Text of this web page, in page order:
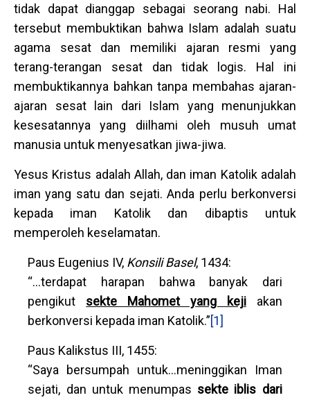
tidak dapat dianggap sebagai seorang nabi. Hal
tersebut membuktikan bahwa Islam adalah suatu
agama sesat dan memiliki ajaran resmi yang
terang-terangan sesat dan tidak logis. Hal ini
membuktikannya bahkan tanpa membahas ajaran-
ajaran sesat lain dari Islam yang menunjukkan
kesesatannya yang diilhami oleh musuh umat
manusia untuk menyesatkan jiwa-jiwa.
Yesus Kristus adalah Allah, dan iman Katolik adalah
iman yang satu dan sejati. Anda perlu berkonversi
kepada iman Katolik dan dibaptis untuk
memperoleh keselamatan.
Paus Eugenius IV, Konsili Basel, 1434:
“…terdapat harapan bahwa banyak dari
pengikut sekte Mahomet yang kejiakan
berkonversi kepada iman Katolik.”[1]
Paus Kalikstus III, 1455:
“Saya bersumpah untuk…meninggikan Iman
sejati, dan untuk menumpas sekte iblis dari